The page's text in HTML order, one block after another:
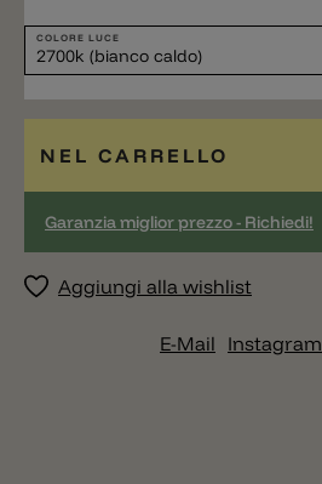
COLORE LUCE
NEL CARRELLO
Garanzia miglior prezzo - Richiedi!
Aggiungi alla wishlist
E-Mail Instagram